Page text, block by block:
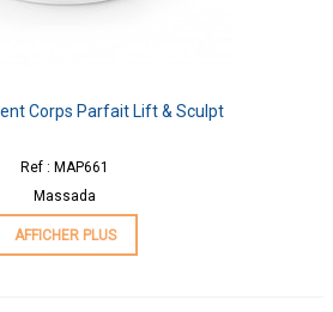
Corps Parfait Lift & Sculpt
Ref : MAP661
Massada
AFFICHER PLUS